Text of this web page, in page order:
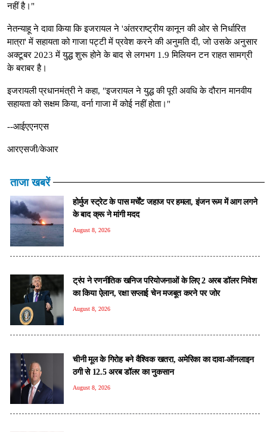
नहीं है।"
नेतन्याहू ने दावा किया कि इजरायल ने 'अंतरराष्ट्रीय कानून की ओर से निर्धारित
मात्रा' में सहायता को गाजा पट्टी में प्रवेश करने की अनुमति दी, जो उसके अनुसार
अक्टूबर 2023 में युद्ध शुरू होने के बाद से लगभग 1.9 मिलियन टन राहत सामग्री
के बराबर है।
इजरायली प्रधानमंत्री ने कहा, "इजरायल ने युद्ध की पूरी अवधि के दौरान मानवीय
सहायता को सक्षम किया, वर्ना गाजा में कोई नहीं होता।"
--आईएएनएस
आरएसजी/केआर
ताजा खबरें
होर्मुज स्ट्रेट के पास मर्चेंट जहाज पर हमला, इंजन रूम में आग लगने
के बाद क्रू ने मांगी मदद
August 8, 2026
ट्रंप ने रणनीतिक खनिज परियोजनाओं के लिए 2 अरब डॉलर निवेश
का किया ऐलान, रक्षा सप्लाई चेन मजबूत करने पर जोर
August 8, 2026
चीनी मूल के गिरोह बने वैश्विक खतरा, अमेरिका का दावा-ऑनलाइन
ठगी से 12.5 अरब डॉलर का नुकसान
August 8, 2026